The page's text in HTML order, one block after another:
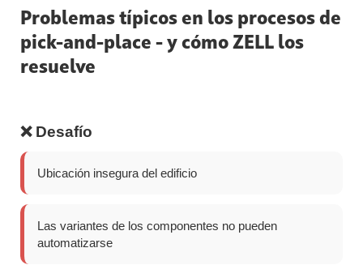
Problemas típicos en los procesos de
pick-and-place - y cómo ZELL los
resuelve
❌ Desafío
Ubicación insegura del edificio
Las variantes de los componentes no pueden
automatizarse